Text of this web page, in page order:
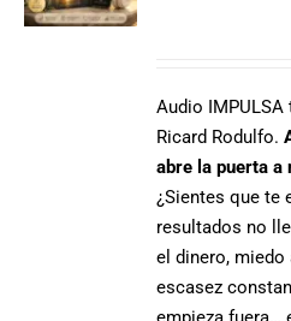
Audio IMPULSA
Ricard Rodulfo.
abre la puerta a
¿Sientes que te
resultados no
el dinero,
escasez